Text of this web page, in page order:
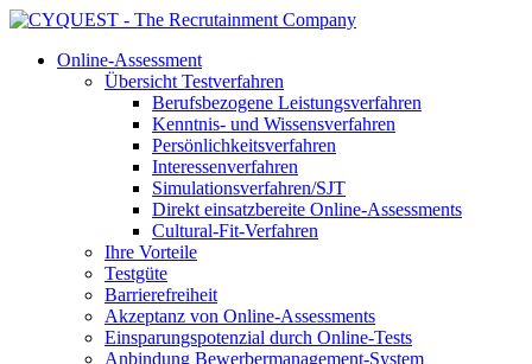
Online-Assessment
Übersicht Testverfahren
Berufsbezogene Leistungsverfahren
Kenntnis- und Wissensverfahren
Persönlichkeitsverfahren
Interessenverfahren
Simulationsverfahren/SJT
Direkt einsatzbereite Online-Assessments
Cultural-Fit-Verfahren
Ihre Vorteile
Testgüte
Barrierefreiheit
Akzeptanz von Online-Assessments
Einsparungspotenzial durch Online-Tests
Anbindung Bewerbermanagement-System